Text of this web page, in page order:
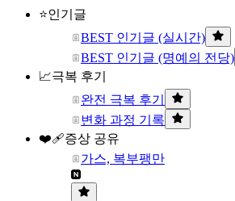
⭐인기글
BEST 인기글 (실시간)
BEST 인기글 (명예의 전당)
📈극복 후기
완전 극복 후기
변화 과정 기록
❤️‍🩹증상 공유
가스, 복부팽만